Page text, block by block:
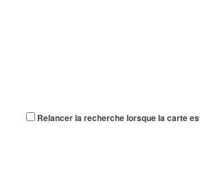
Relancer la recherche lorsque la carte